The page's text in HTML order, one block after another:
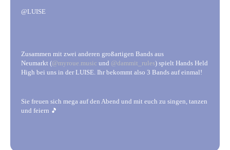
@LUISE
Zusammen mit zwei anderen großartigen Bands aus
Neumarkt (@myroue.music und @dammit_rules) spielt Hands Held
High bei uns in der LUISE. Ihr bekommt also 3 Bands auf einmal!
Sie freuen sich mega auf den Abend und mit euch zu singen, tanzen
und feiern 🎵